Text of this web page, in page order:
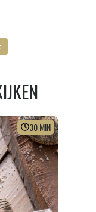
30MIN